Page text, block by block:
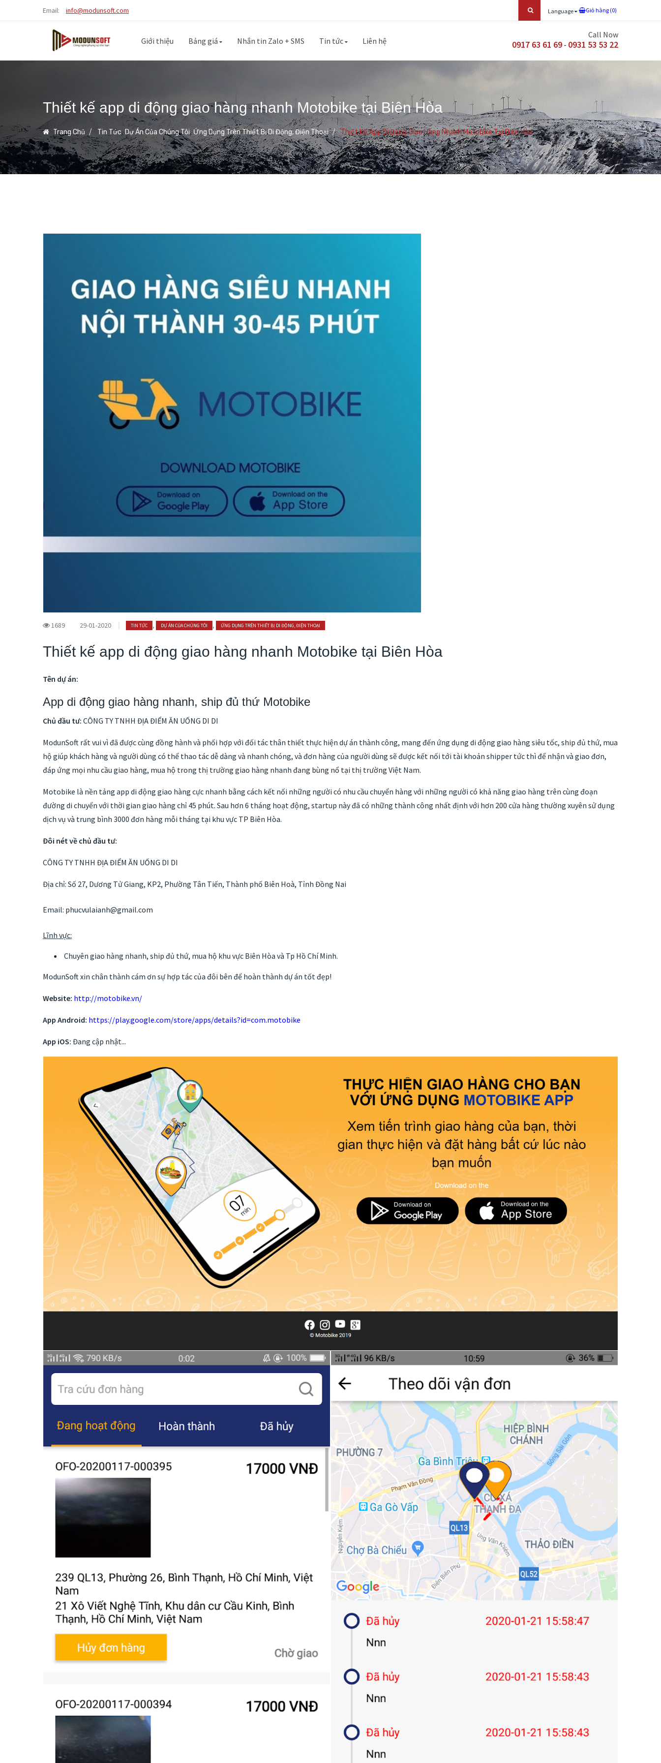
Email: info@modunsoft.com Language Giỏ hàng (0)
Giới thiệu Bảng giá Nhắn tin Zalo + SMS Tin tức Liên hệ
Call Now
0917 63 61 69 - 0931 53 53 22
Thiết kế app di động giao hàng nhanh Motobike tại Biên Hòa
Trang Chủ Tin Tức,Dự Án Của Chúng Tôi,Ứng Dụng Trên Thiết Bị Di Động, Điện Thoại Thiết Kế App Di Động Giao Hàng Nhanh Motobike Tại Biên Hòa
1689 29-01-2020 TIN TỨC , DỰ ÁN CỦA CHÚNG TÔI , ỨNG DỤNG TRÊN THIẾT BỊ DI ĐỘNG, ĐIỆN THOẠI
Thiết kế app di động giao hàng nhanh Motobike tại Biên Hòa
Tên dự án:
App di động giao hàng nhanh, ship đủ thứ Motobike
Chủ đầu tư: CÔNG TY TNHH ĐỊA ĐIỂM ĂN UỐNG DI DI
ModunSoft rất vui vì đã được cùng đồng hành và phối hợp với đối tác thân thiết thực hiện dự án thành công, mang đến ứng dụng di động giao hàng siêu tốc, ship đủ thứ, mua
hộ giúp khách hàng và người dùng có thể thao tác dễ dàng và nhanh chóng, và đơn hàng của người dùng sẽ được kết nối tới tài khoản shipper tức thì để nhận và giao đơn,
đáp ứng mọi nhu cầu giao hàng, mua hộ trong thị trường giao hàng nhanh đang bùng nổ tại thị trường Việt Nam.
Motobike là nền tảng app di động giao hàng cực nhanh bằng cách kết nối những người có nhu cầu chuyển hàng với những người có khả năng giao hàng trên cùng đoạn
đường di chuyển với thời gian giao hàng chỉ 45 phút. Sau hơn 6 tháng hoạt động, startup này đã có những thành công nhất định với hơn 200 cửa hàng thường xuyên sử dụng
dịch vụ và trung bình 3000 đơn hàng mỗi tháng tại khu vực TP Biên Hòa.
Đôi nét về chủ đầu tư:
CÔNG TY TNHH ĐỊA ĐIỂM ĂN UỐNG DI DI
Địa chỉ: Số 27, Dương Tử Giang, KP2, Phường Tân Tiến, Thành phố Biên Hoà, Tỉnh Đồng Nai
Email: phucvulaianh@gmail.com
Lĩnh vực:
Chuyên giao hàng nhanh, ship đủ thứ, mua hộ khu vực Biên Hòa và Tp Hồ Chí Minh.
ModunSoft xin chân thành cám ơn sự hợp tác của đôi bên để hoàn thành dự án tốt đẹp!
Website: http://motobike.vn/
App Android: https://play.google.com/store/apps/details?id=com.motobike
App iOS: Đang cập nhật...